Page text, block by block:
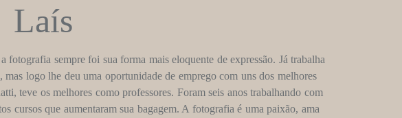
Laís
fotografia sempre foi sua forma mais eloquente de expressão. Já trabalha
logo lhe deu uma oportunidade de emprego com uns dos melhores
teve os melhores como professores. Foram seis anos trabalhando com
cursos que aumentaram sua bagagem. A fotografia é uma paixão, ama